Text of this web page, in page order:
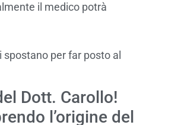
il medico potrà
per far posto al
Dott. Carollo!
l’origine del